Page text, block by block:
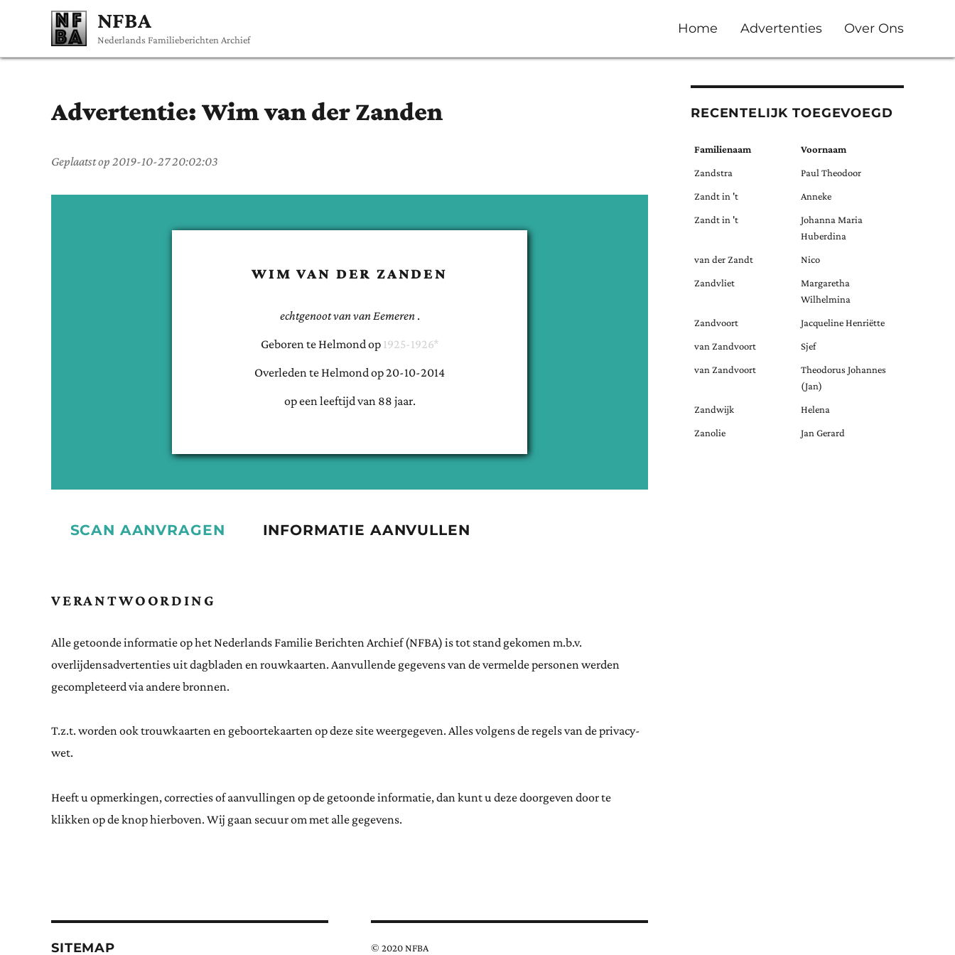
NFBA
Nederlands Familieberichten Archief
Home Advertenties Over Ons
Advertentie: Wimvan der Zanden
Geplaatst op 2019-10-27 20:02:03
WIM VAN DER ZANDEN
echtgenoot vanvan Eemeren .
Geboren te Helmond op 1925-1926*
Overleden te Helmond op20-10-2014
op een leeftijd van 88 jaar.
SCAN AANVRAGEN INFORMATIE AANVULLEN
VERANTWOORDING
Alle getoonde informatie op het Nederlands Familie Berichten Archief (NFBA) is tot stand gekomen m.b.v.
overlijdensadvertenties uit dagbladen en rouwkaarten. Aanvullende gegevens van de vermelde personen werden
gecompleteerd via andere bronnen.
T.z.t. worden ook trouwkaarten en geboortekaarten op deze site weergegeven. Alles volgens de regels van de privacy-
wet.
Heeft u opmerkingen, correcties of aanvullingen op de getoonde informatie, dan kunt u deze doorgeven door te
klikken op de knop hierboven. Wij gaan secuur om met alle gegevens.
SITEMAP © 2020 NFBA
RECENTELIJK TOEGEVOEGD
Familienaam Voornaam
Zandstra Paul Theodoor
Zandt in 't Anneke
Zandt in 't
Johanna Maria
Huberdina
van der Zandt Nico
Zandvliet
Margaretha
Wilhelmina
Zandvoort Jacqueline Henriëtte
van Zandvoort Sjef
van Zandvoort
Theodorus Johannes
(Jan)
Zandwijk Helena
Zanolie Jan Gerard